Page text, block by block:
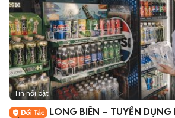
Tin nổi bật
LONG BIÊN – TUYỂN